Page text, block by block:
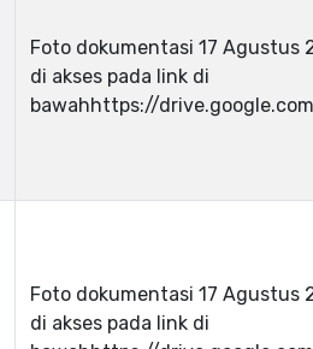
Foto dokumentasi 17 Agustus
di akses pada link di
bawahhttps://
Foto dokumentasi 17 Agustus
di akses pada link di